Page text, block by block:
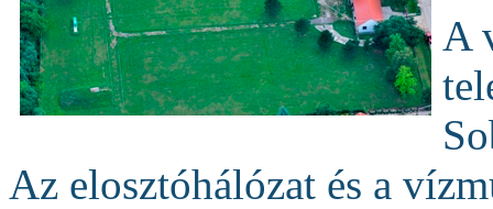
A
Az elosztóhálózat és a